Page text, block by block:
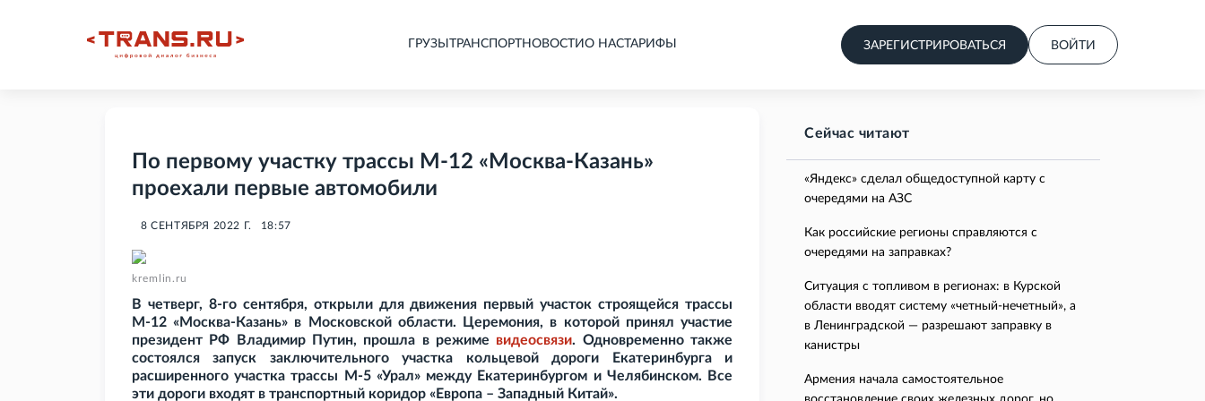
ГРУЗЫ ТРАНСПОРТНОВОСТИ О НАСТАРИФЫ ЗАРЕГИСТРИРОВАТЬСЯ ВОЙТИ
По первому участку трассы М-12 «Москва-Казань»
проехали первые автомобили
8 СЕНТЯБРЯ 2022 Г. 18:57
kremlin.ru
В четверг, 8-го сентября, открыли для движения первый участок строящейся трассы
М-12 «Москва-Казань» в Московской области. Церемония, в которой принял участие
президент РФ Владимир Путин, прошла в режиме видеосвязи. Одновременно также
состоялся запуск заключительного участка кольцевой дороги Екатеринбурга и
расширенного участка трассы М-5 «Урал» между Екатеринбургом и Челябинском. Все
эти дороги входят в транспортный коридор «Европа – Западный Китай».
Сейчас читают
«Яндекс» сделал общедоступной карту с
очередями на АЗС
Как российские регионы справляются с
очередями на заправках?
Ситуация с топливом в регионах: в Курской
области вводят систему «четный-нечетный», а
в Ленинградской — разрешают заправку в
канистры
Армения начала самостоятельное